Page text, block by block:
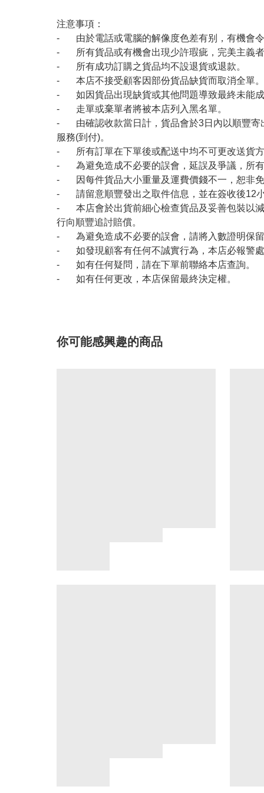
注意事項：
- 由於電話或電腦的解像度色差有别，有機會令
- 所有貨品或有機會出現少許瑕疵，完美主義
- 所有成功訂購之貨品均不設退貨或退款。
- 本店不接受顧客因部份貨品缺貨而取消全單。
- 如因貨品出現缺貨或其他問題導致最終未能成
- 走單或棄單者將被本店列入黑名單。
- 由確認收款當日計，貨品會於3日內以順豐寄
服務(到付)。
- 所有訂單在下單後或配送中均不可更改送貨方
- 為避免造成不必要的誤會，延誤及爭議，所
- 因每件貨品大小重量及運費價錢不一，恕非免
- 請留意順豐發出之取件信息，並在簽收後12
- 本店會於出貨前細心檢查貨品及妥善包裝以減
行向順豐追討賠償。
- 為避免造成不必要的誤會，請將入數證明保留
- 如發現顧客有任何不誠實行為，本店必報警
- 如有任何疑問，請在下單前聯絡本店查詢。
- 如有任何更改，本店保留最終決定權。
你可能感興趣的商品